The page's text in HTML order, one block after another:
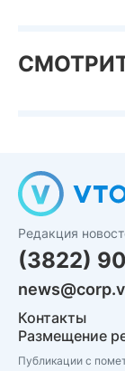
Редакция
(3822)
Контакты
Размещение
Публикации с